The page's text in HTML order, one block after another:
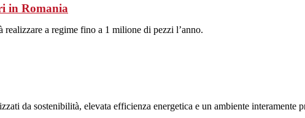
in Romania
a regime fino a 1 milione di pezzi l’anno.
da sostenibilità, elevata efficienza energetica e un ambiente interamente